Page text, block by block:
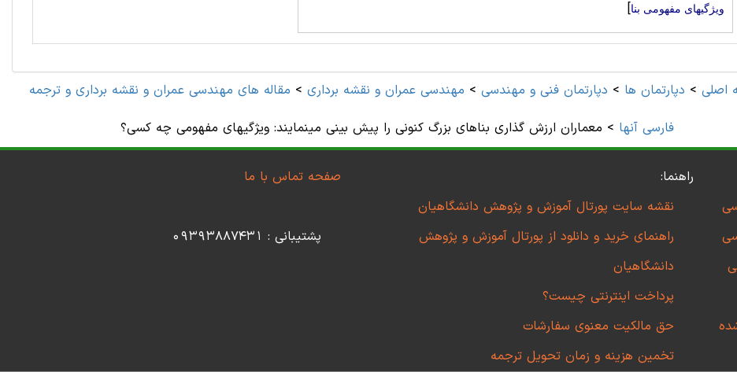
ویژگیهای مفهومی بنا]
اصلی > دپارتمان ها > دپارتمان فنی و مهندسی > مهندسی عمران و نقشه برداری > مقاله های مهندسی عمران و نقشه برداری و ترجمه
فارسی آنها > معماران ارزش گذاری بناهای بزرگ کنونی را پیش بینی مینمایند: ویژگیهای مفهومی چه کسی؟
راهنما:
نقشه سایت پورتال آموزش و پژوهش دانشگاهیان
راهنمای خرید و دانلود از پورتال آموزش و پژوهش
دانشگاهیان
پرداخت اینترنتی چیست؟
حق مالکیت معنوی سفارشات
تخمین هزینه و زمان تحویل ترجمه
صفحه تماس با ما
پشتیبانی : 09393887431